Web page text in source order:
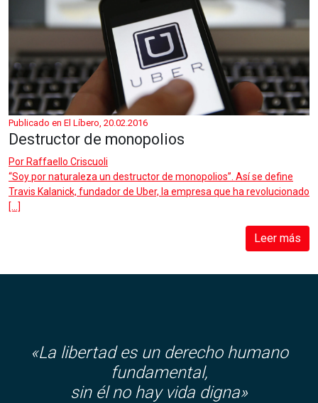
Publicado en El Líbero, 20.02.2016
Destructor de monopolios
Por Raffaello Criscuoli
“Soy por naturaleza un destructor de monopolios”. Así se define
Travis Kalanick, fundador de Uber, la empresa que ha revolucionado
[…]
Leer más
«La libertad es un derecho humano
fundamental,
sin él no hay vida digna»